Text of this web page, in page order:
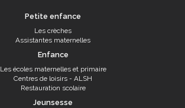
Petite enfance
Les crèches
Assistantes maternelles
Enfance
Les écoles maternelles et primaire
Centres de loisirs - ALSH
Restauration scolaire
Jeunsesse